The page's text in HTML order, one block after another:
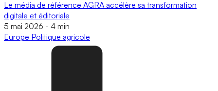
Le média de référence AGRA accélère sa transformation
digitale et éditoriale
5 mai 2026 - 4 min
Europe Politique agricole